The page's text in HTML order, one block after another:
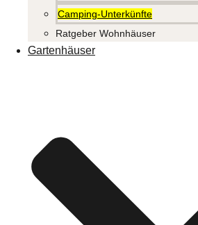
Camping-Unterkünfte
Ratgeber Wohnhäuser
Gartenhäuser